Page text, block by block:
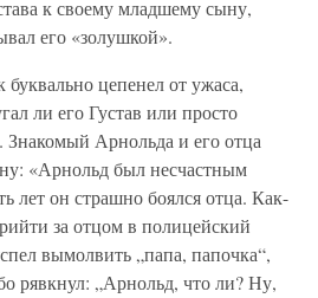
цепенел от ужаса,
ли его Густав или просто
Арнольда и его отца
«Арнольд был несчастным
лет он страшно боялся отца. Как-
за отцом в полицейский
вымолвить „папа, папочка“,
рявкнул: „Арнольд, что ли? Ну,